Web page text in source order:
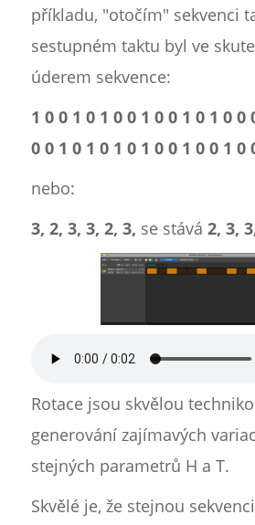
příkladu, "otočím" sekvenci
sestupném taktu byl ve
úderem sekvence:
1 0 0 1 0 1 0 0 1 0 0 1 0 1 0 0
0 0 1 0 1 0 1 0 1 0 0 1 0 0 1 0
nebo:
3, 2, 3, 3, 2, 3, se stává 2, 3,
Rotace jsou skvělou
generování zajímavých
stejných parametrů H a T.
Skvělé je, že stejnou